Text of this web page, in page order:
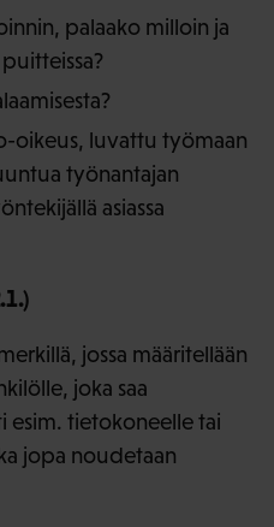
palaako milloin ja
oikeus, luvattu työmaan
työnantajan
asiassa
jossa määritellään
joka saa
esim. tietokoneelle tai
jopa noudetaan